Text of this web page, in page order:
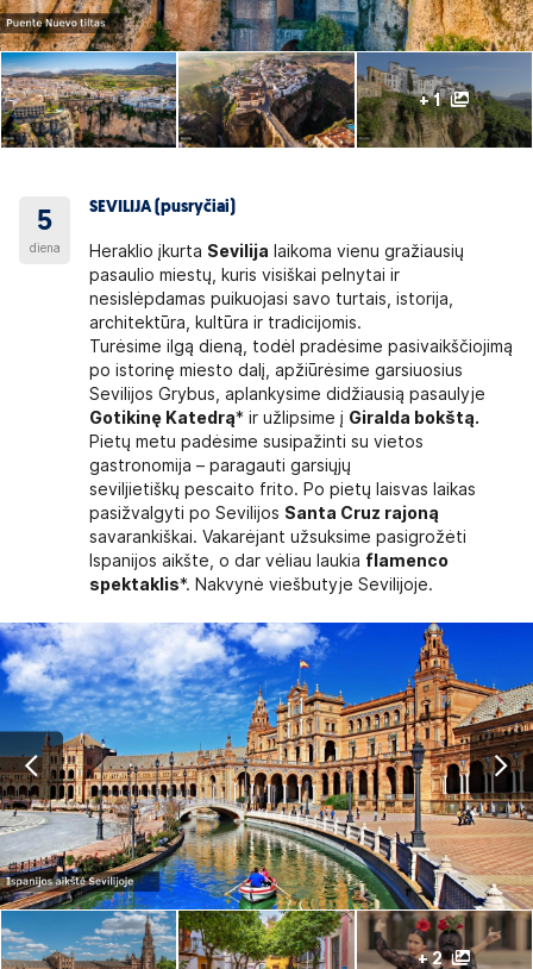
+ 1
5
diena
SEVILIJA (pusryčiai)
Heraklio įkurta Sevilija laikoma vienu gražiausių
pasaulio miestų, kuris visiškai pelnytai ir
nesislėpdamas puikuojasi savo turtais, istorija,
architektūra, kultūra ir tradicijomis.
Turėsime ilgą dieną, todėl pradėsime pasivaikščiojimą
po istorinę miesto dalį, apžiūrėsime garsiuosius
Sevilijos Grybus, aplankysime didžiausią pasaulyje
Gotikinę Katedrą* ir užlipsime į Giralda bokštą.
Pietų metu padėsime susipažinti su vietos
gastronomija – paragauti garsiųjų
seviljietiškų pescaito frito. Po pietų laisvas laikas
pasižvalgyti po Sevilijos Santa Cruz rajoną
savarankiškai. Vakarėjant užsuksime pasigrožėti
Ispanijos aikšte, o dar vėliau laukia flamenco
spektaklis*. Nakvynė viešbutyje Sevilijoje.
+ 2